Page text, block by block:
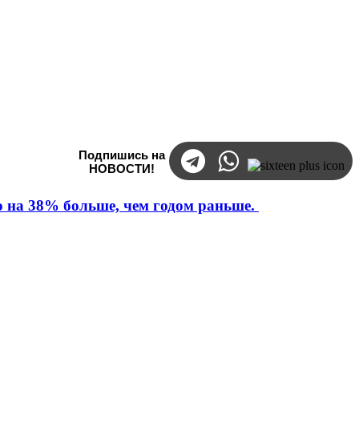
Подпишись на
НОВОСТИ!
на 38% больше, чем годом раньше.